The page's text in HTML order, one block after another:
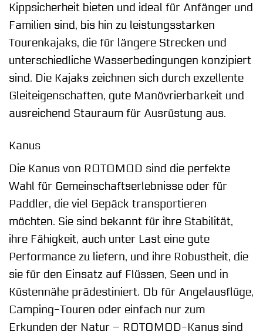
Kippsicherheit bieten und ideal für Anfänger und
Familien sind, bis hin zu leistungsstarken
Tourenkajaks, die für längere Strecken und
unterschiedliche Wasserbedingungen konzipiert
sind. Die Kajaks zeichnen sich durch exzellente
Gleiteigenschaften, gute Manövrierbarkeit und
ausreichend Stauraum für Ausrüstung aus.
Kanus
Die Kanus von ROTOMOD sind die perfekte
Wahl für Gemeinschaftserlebnisse oder für
Paddler, die viel Gepäck transportieren
möchten. Sie sind bekannt für ihre Stabilität,
ihre Fähigkeit, auch unter Last eine gute
Performance zu liefern, und ihre Robustheit, die
sie für den Einsatz auf Flüssen, Seen und in
Küstennähe prädestiniert. Ob für Angelausflüge,
Camping-Touren oder einfach nur zum
Erkunden der Natur – ROTOMOD-Kanus sind